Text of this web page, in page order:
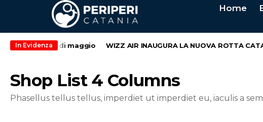
Home
In Evidenza
weekend di maggio WIZZ AIR INAUGURA LA NUOVA ROTTA
Shop List 4 Columns
Phasellus tellus tellus, imperdiet ut imperdiet eu, iaculis a